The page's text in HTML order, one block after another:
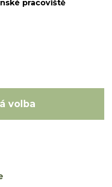
pracoviště
volba